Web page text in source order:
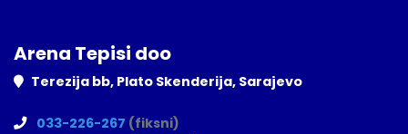
Arena Tepisi doo
Terezija bb, Plato Skenderija, Sarajevo
033-226-267 (fiksni)